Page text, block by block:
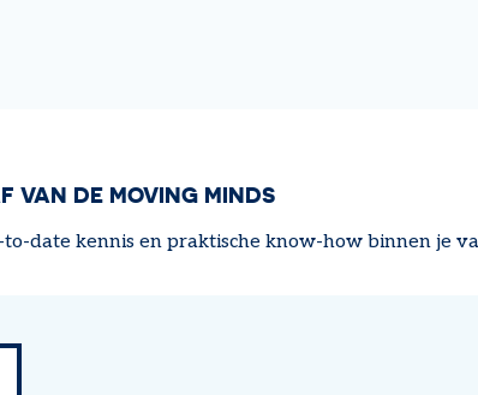
VAN DE MOVING MINDS
date kennis en praktische know-how binnen je